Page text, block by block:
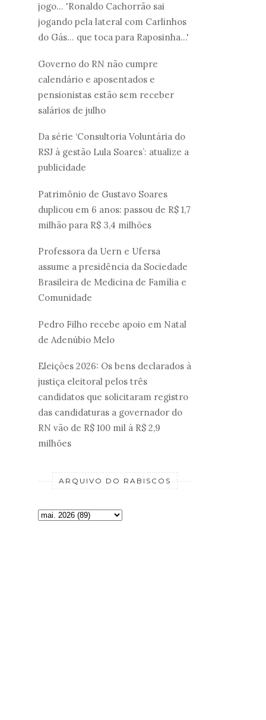
jogo... 'Ronaldo Cachorrão sai
jogando pela lateral com Carlinhos
do Gás... que toca para Raposinha...'
Governo do RN não cumpre
calendário e aposentados e
pensionistas estão sem receber
salários de julho
Da série ‘Consultoria Voluntária do
RSJ à gestão Lula Soares’: atualize a
publicidade
Patrimônio de Gustavo Soares
duplicou em 6 anos: passou de R$ 1,7
milhão para R$ 3,4 milhões
Professora da Uern e Ufersa
assume a presidência da Sociedade
Brasileira de Medicina de Família e
Comunidade
Pedro Filho recebe apoio em Natal
de Adenúbio Melo
Eleições 2026: Os bens declarados à
justiça eleitoral pelos três
candidatos que solicitaram registro
das candidaturas a governador do
RN vão de R$ 100 mil à R$ 2,9
milhões
ARQUIVO DO RABISCOS